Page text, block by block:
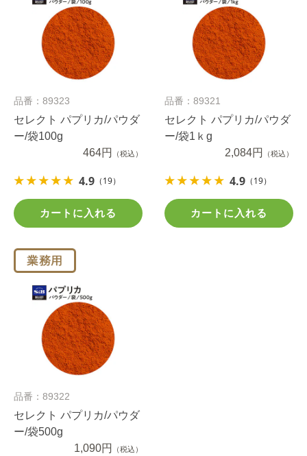
品番：89323
セレクト パプリカ/パウダ
ー/袋100g
464円
（税込）
4.9 （19）
カートに入れる
品番：89321
セレクト パプリカ/パウダ
ー/袋1ｋg
2,084円
（税込）
4.9 （19）
カートに入れる
品番：89322
セレクト パプリカ/パウダ
ー/袋500g
1,090円
（税込）